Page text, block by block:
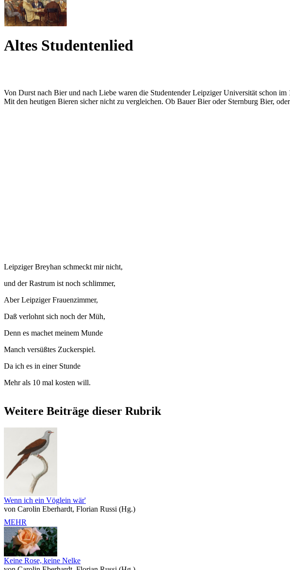
Altes Studentenlied
Von Durst nach Bier und nach Liebe waren die Studentender Leipziger Universität schon
Mit den heutigen Bieren sicher nicht zu vergleichen. Ob Bauer Bier oder Sternburg Bier,
Leipziger Breyhan schmeckt mir nicht,
und der Rastrum ist noch schlimmer,
Aber Leipziger Frauenzimmer,
Daß verlohnt sich noch der Müh,
Denn es machet meinem Munde
Manch versüßtes Zuckerspiel.
Da ich es in einer Stunde
Mehr als 10 mal kosten will.
Weitere Beiträge dieser Rubrik
Wenn ich ein Vöglein wär'
von Carolin Eberhardt, Florian Russi (Hg.)
MEHR
Keine Rose, keine Nelke